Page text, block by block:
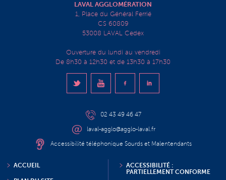
LAVAL AGGLOMÉRATION
1, Place du Général Ferrié
CS 60809
53008 LAVAL Cedex
Ouverture du lundi au vendredi
De 8h30 à 12h30 et de 13h30 à 17h30
02 43 49 46 47
laval-agglo@agglo-laval.fr
Accessibilité téléphonique Sourds et Malentendants
ACCUEIL
ACCESSIBILITÉ :
PARTIELLEMENT CONFORME